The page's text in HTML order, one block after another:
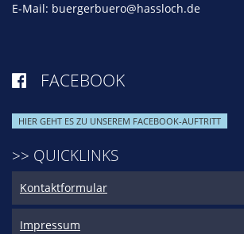
E-Mail: buergerbuero@hassloch.de
 FACEBOOK
HIER GEHT ES ZU UNSEREM FACEBOOK-AUFTRITT
>> QUICKLINKS
Kontaktformular
Impressum